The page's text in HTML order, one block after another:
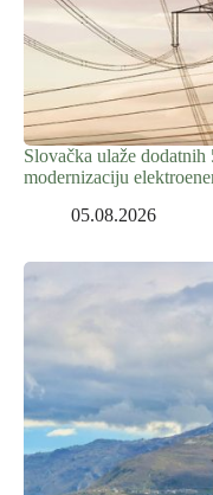
Slovačka ulaže
modernizaciju
05.08.2026